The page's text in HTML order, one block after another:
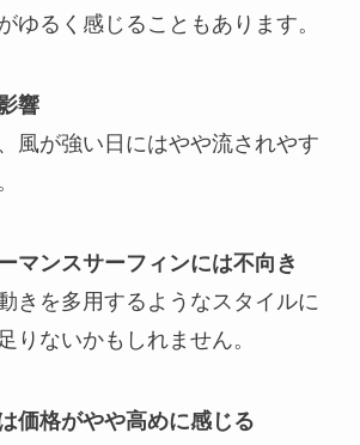
ゆるく感じることもあります。
響
風が強い日にはやや流されやす
マンスサーフィンには不向き
きを多用するようなスタイルに
りないかもしれません。
価格がやや高めに感じる